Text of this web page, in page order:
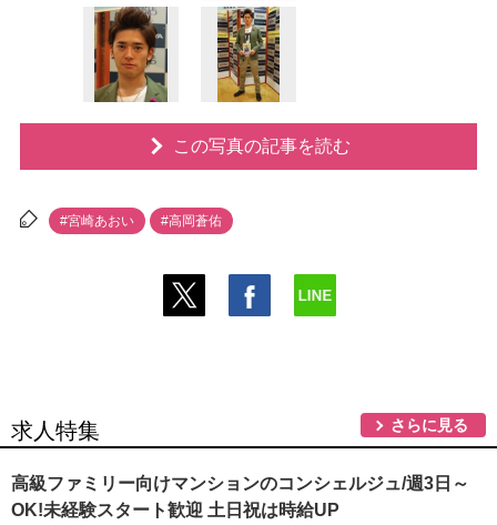
この写真の記事を読む
#宮崎あおい #高岡蒼佑
求人特集 さらに見る
高級ファミリー向けマンションのコンシェルジュ/週3日～
OK!未経験スタート歓迎 土日祝は時給UP